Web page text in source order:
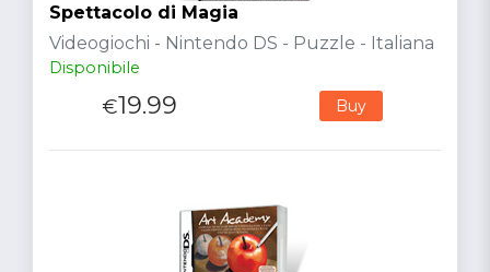
Spettacolo di Magia
Videogiochi - Nintendo DS - Puzzle - Italiana
Disponibile
€19.99 Buy